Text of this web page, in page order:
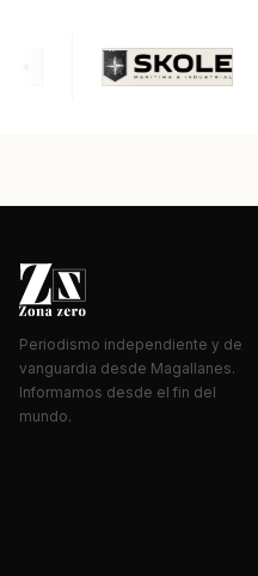
Periodismo independiente y de
vanguardia desde Magallanes.
Informamos desde el fin del
mundo.